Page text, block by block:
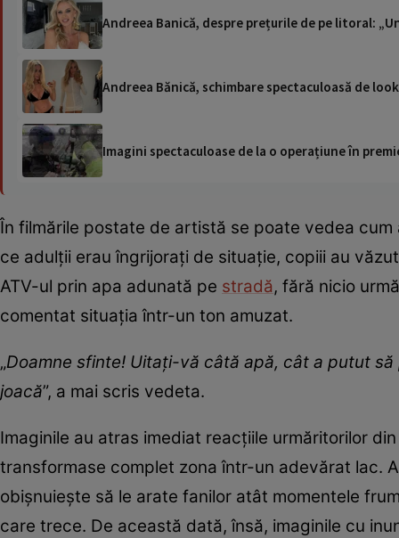
Andreea Banică, despre prețurile de pe litoral:
Andreea Bănică, schimbare spectaculoasă de
Imagini spectaculoase de la o operațiune în
În filmările postate de artistă se poate vedea
ce adulții erau îngrijorați de situație, copiii au
ATV-ul prin apa adunată pe stradă, fără nicio
comentat situația într-un ton amuzat.
„Doamne sfinte! Uitați-vă câtă apă, cât a putut
joacă”, a mai scris vedeta.
Imaginile au atras imediat reacțiile urmăritorilor
transformase complet zona într-un adevărat lac.
obișnuiește să le arate fanilor atât momentele
care trece. De această dată, însă, imaginile cu